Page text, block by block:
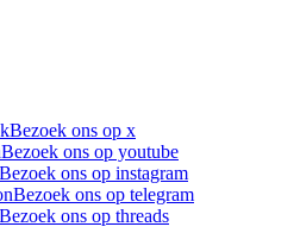
Bezoek ons op x
Bezoek ons op youtube
Bezoek ons op instagram
Bezoek ons op telegram
Bezoek ons op threads